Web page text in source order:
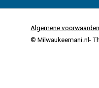
Algemene voorwaarden
© Milwaukeemani.nl-